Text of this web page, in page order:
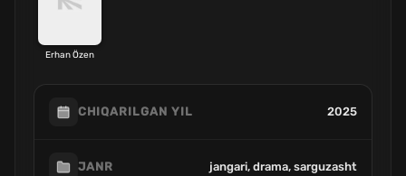
Erhan Özen
CHIQARILGAN YIL 2025
JANR jangari, drama, sarguzasht